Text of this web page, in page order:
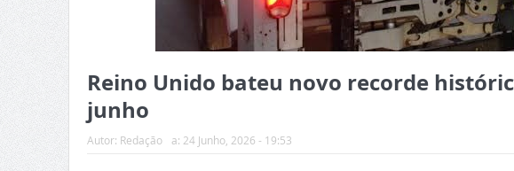
Reino Unido bateu novo recorde
junho
Autor: Redação a: 24 Junho, 2026 - 19:53